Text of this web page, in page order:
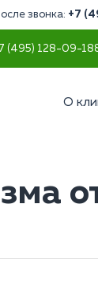
звонка: +7
(495) 128-09-18
О